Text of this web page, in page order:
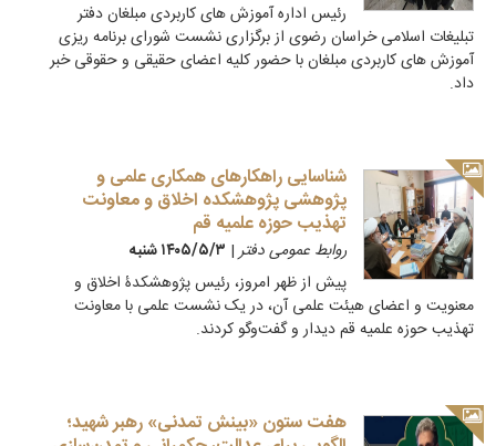
رئیس اداره آموزش های کاربردی مبلغان دفتر
تبلیغات اسلامی خراسان رضوی از برگزاری نشست شورای برنامه ریزی
آموزش های کاربردی مبلغان با حضور کلیه اعضای حقیقی و حقوقی خبر
داد.
شناسایی راهکارهای همکاری علمی و
پژوهشی پژوهشکده اخلاق و معاونت
تهذیب حوزه علمیه قم
روابط عمومی دفتر| ۱۴۰۵/۵/۳ شنبه
پیش از ظهر امروز، رئیس پژوهشکدۀ اخلاق و
معنویت و اعضای هیئت علمی آن، در یک نشست علمی با معاونت
تهذیب حوزه علمیه قم دیدار و گفت‌وگو کردند.
هفت ستون «بینش تمدنی» رهبر شهید؛